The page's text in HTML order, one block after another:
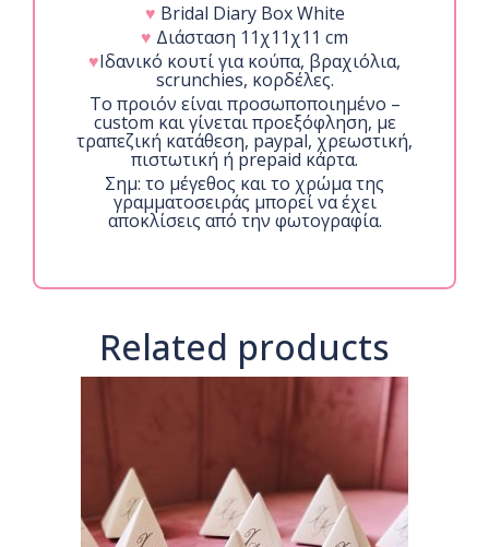
♥ Bridal Diary Box White
♥ Διάσταση 11χ11χ11 cm
♥Ιδανικό κουτί για κούπα, βραχιόλια,
scrunchies, κορδέλες.
Το προιόν είναι προσωποποιημένο –
custom και γίνεται προεξόφληση, με
τραπεζική κατάθεση, paypal, χρεωστική,
πιστωτική ή prepaid κάρτα.
Σημ: το μέγεθος και το χρώμα της
γραμματοσειράς μπορεί να έχει
αποκλίσεις από την φωτογραφία.
Related products